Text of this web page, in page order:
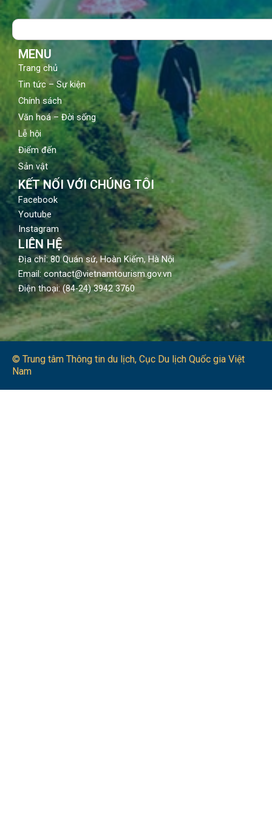
b
o
u
b
a
g
Search
MENU
Trang chủ
Tin tức – Sự kiện
Chính sách
Văn hoá – Đời sống
Lễ hội
Điểm đến
Sản vật
KẾT NỐI VỚI CHÚNG TÔI
Facebook
Youtube
Instagram
LIÊN HỆ
Địa chỉ: 80 Quán sứ, Hoàn Kiếm, Hà Nội
Email: contact@vietnamtourism.gov.vn
Điện thoại: (84-24) 3942 3760
© Trung tâm Thông tin du lịch​, Cục Du lịch Quốc gia Việt
Nam